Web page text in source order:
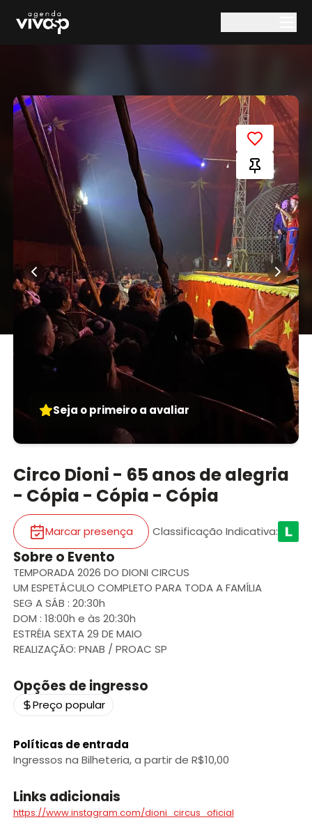
Seja o primeiro a avaliar
Circo Dioni - 65 anos de alegria
- Cópia - Cópia - Cópia
Marcar presença Classificação Indicativa:
Sobre o Evento
TEMPORADA 2026 DO DIONI CIRCUS
UM ESPETÁCULO COMPLETO PARA TODA A FAMÍLIA
SEG A SÁB : 20:30h
DOM : 18:00h e às 20:30h
ESTRÉIA SEXTA 29 DE MAIO
REALIZAÇÃO: PNAB / PROAC SP
Opções de ingresso
Preço popular
Políticas de entrada
Ingressos na Bilheteria, a partir de R$10,00
Links adicionais
https://www.instagram.com/dioni_circus_oficial